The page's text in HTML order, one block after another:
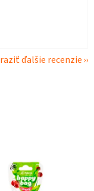
ďalšie recenzie